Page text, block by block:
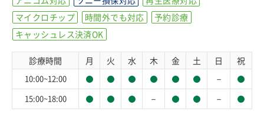
マイクロチップ
時間外でも対応
予約診療
キャッシュレス決済OK
診療時間 月 火 水 木 金 土 日 祝
10:00~12:00 －
15:00~18:00 － －